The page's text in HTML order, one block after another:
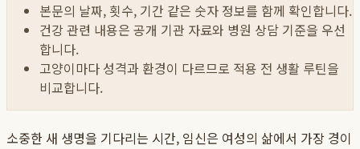
본문의 날짜, 횟수, 기간 같은 숫자 정보를 함께 확인합니다.
건강 관련 내용은 공개 기관 자료와 병원 상담 기준을 우선
합니다.
고양이마다 성격과 환경이 다르므로 적용 전 생활 루틴을
비교합니다.
소중한 새 생명을 기다리는 시간, 임신은 여성의 삶에서 가장 경이